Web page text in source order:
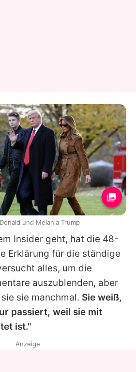
Insider geht, hat die 48-
Erklärung für die ständige
alles, um die
auszublenden, aber
sie manchmal. Sie weiß,
passiert, weil sie mit
ist."
und Melania Trump
Anzeige